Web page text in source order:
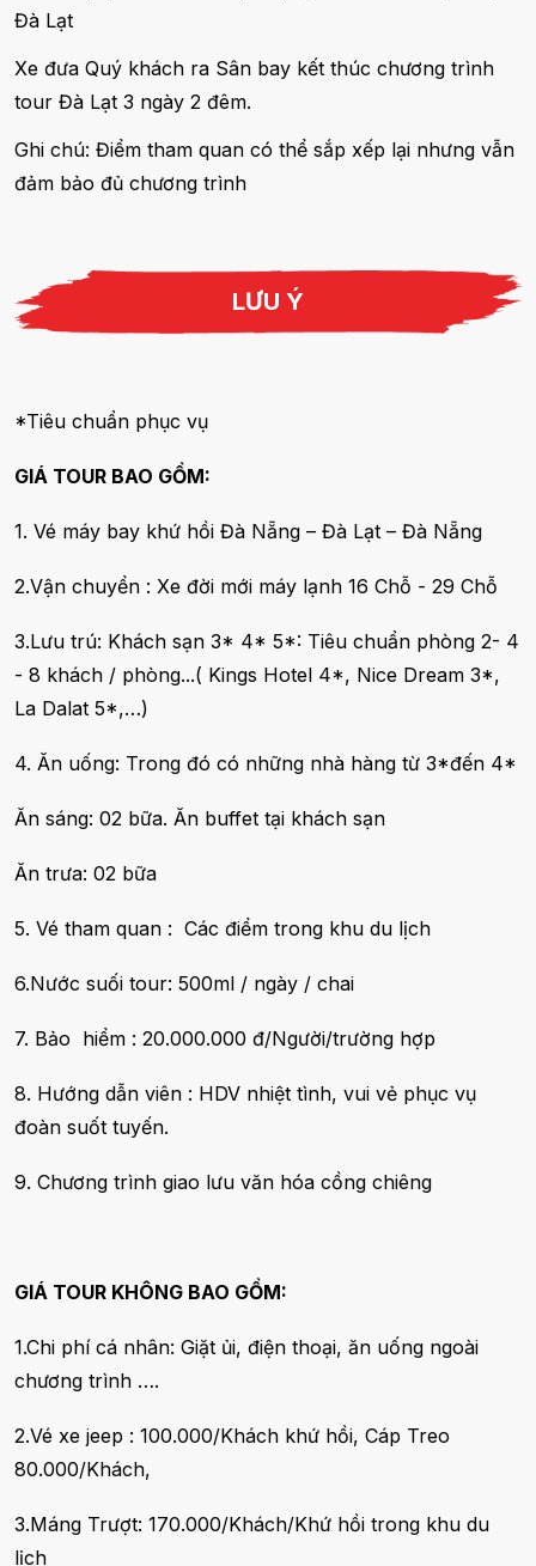
Đà Lạt
Xe đưa Quý khách ra Sân bay kết thúc chương trình
tour Đà Lạt 3 ngày 2 đêm.
Ghi chú: Điểm tham quan có thể sắp xếp lại nhưng vẫn
đảm bảo đủ chương trình
LƯU Ý
*Tiêu chuẩn phục vụ
GIÁ TOUR BAO GỒM:
1. Vé máy bay khứ hồi Đà Nẵng – Đà Lạt – Đà Nẵng
2.Vận chuyển : Xe đời mới máy lạnh 16 Chỗ - 29 Chỗ
3.Lưu trú: Khách sạn 3* 4* 5*: Tiêu chuẩn phòng 2- 4
- 8 khách / phòng...( Kings Hotel 4*, Nice Dream 3*,
La Dalat 5*,…)
4. Ăn uống: Trong đó có những nhà hàng từ 3*đến 4*
Ăn sáng: 02 bữa. Ăn buffet tại khách sạn
Ăn trưa: 02 bữa
5. Vé tham quan : Các điểm trong khu du lịch
6.Nước suối tour: 500ml / ngày / chai
7. Bảo hiểm : 20.000.000 đ/Người/trường hợp
8. Hướng dẫn viên : HDV nhiệt tình, vui vẻ phục vụ
đoàn suốt tuyến.
9. Chương trình giao lưu văn hóa cồng chiêng
GIÁ TOUR KHÔNG BAO GỒM:
1.Chi phí cá nhân: Giặt ủi, điện thoại, ăn uống ngoài
chương trình ….
2.Vé xe jeep : 100.000/Khách khứ hồi, Cáp Treo
80.000/Khách,
3.Máng Trượt: 170.000/Khách/Khứ hồi trong khu du
lịch